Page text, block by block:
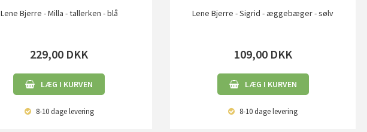
Lene Bjerre - Milla - tallerken - blå
229,00 DKK
LÆG I KURVEN
8-10 dagelevering
Lene Bjerre - Sigrid - æggebæger - sølv
109,00 DKK
LÆG I KURVEN
8-10 dagelevering